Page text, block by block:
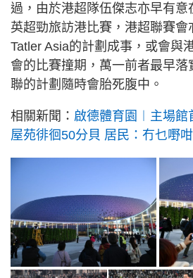
過，由於港超隊伍傑志亦早有意
英超勁旅訪港比賽，港超聯賽會
Tatler Asia的計劃成事，或會與
會的比賽撞期，萬一前者最早落
聯的計劃隨時會胎死腹中。
相關新聞： 啟德體育園︱主場館
屋苑徘徊50分貝 居民：冇乜嘢咁